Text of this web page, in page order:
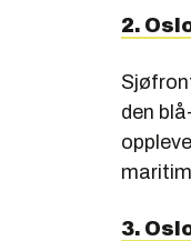
2.
den
3.